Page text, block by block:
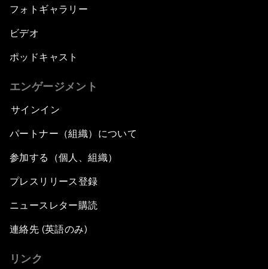
フォトギャラリー
ビデオ
ポッドキャスト
エンゲージメント
サインイン
パートナー（組織）について
参加する（個人、組織）
プレスリリース登録
ニュースレター購読
連絡先 (英語のみ)
リンク